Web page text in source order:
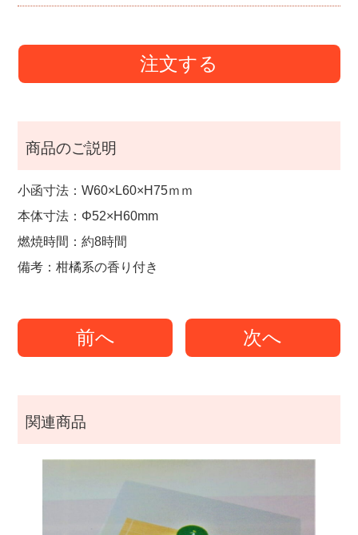
注文する
商品のご説明
小函寸法：W60×L60×H75ｍｍ
本体寸法：Φ52×H60mm
燃焼時間：約8時間
備考：柑橘系の香り付き
前へ 次へ
関連商品